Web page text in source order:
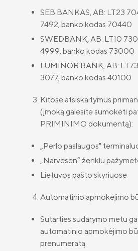
„OncoDrop“
Papildomi draudimai
Gyvybės draudimo
draudėjui
„Compensa Life
SE“ Lietuvos filialo
Naujienos
Valdyba ir stebėtojų
Tvarumas
Finansinė informacija
Draudimo tarpininkų
Karjera
Draudimo taisyklės
Kandidatų į
„Compensa Life Vienna Insurance
diskriminacijos
Aplinkos
Įmokų
Draudimo
SEB BANKAS, AB: LT23
7492, banko kodas 70440
SWEDBANK, AB: LT10
4999, banko kodas 73000
LUMINOR BANK, AB:
3077, banko kodas 40100
Kitose atsiskaitymus
(įmoką galėsite sumokėti
PRIMINIMO dokumentą):
„Perlo paslaugos"
„Narvesen“ ženklu
Lietuvos pašto skyriuose
Automatinio apmokėjimo
Sutarties sudarymo metu
automatinio apmokėjimo
prenumeratą.